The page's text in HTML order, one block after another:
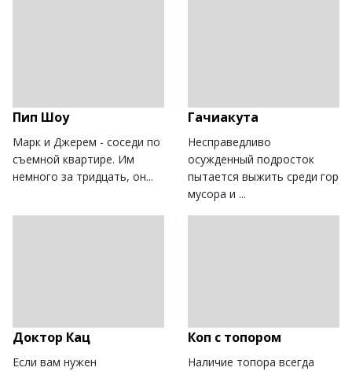
Пип Шоу
Марк и Джерем - соседи по
съемной квартире. Им
немного за тридцать, он...
Гачиакута
Несправедливо
осужденный подросток
пытается выжить среди гор
мусора и ...
Доктор Кац
Если вам нужен
Коп с топором
Наличие топора всегда